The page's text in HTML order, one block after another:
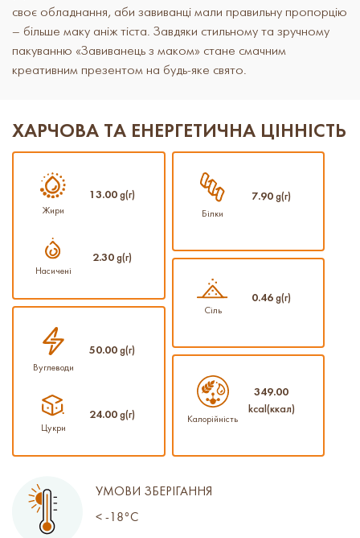
своє обладнання, аби завиванці мали правильну пропорцію
– більше маку аніж тіста. Завдяки стильному та зручному
пакуванню «Завиванець з маком» стане смачним
креативним презентом на будь-яке свято.
ХАРЧОВА ТА ЕНЕРГЕТИЧНА ЦІННІСТЬ
Жири
13.00 g(г)
Насичені
2.30 g(г)
Білки
7.90g(г)
Вуглеводи
50.00 g(г)
Цукри
24.00 g(г)
Сіль
0.46g(г)
Калорійність
349.00
kcal(ккал)
УМОВИ ЗБЕРІГАННЯ
< -18°C